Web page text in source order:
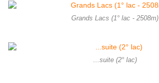
Grands Lacs (1° lac - 2508m)
...suite (2° lac)